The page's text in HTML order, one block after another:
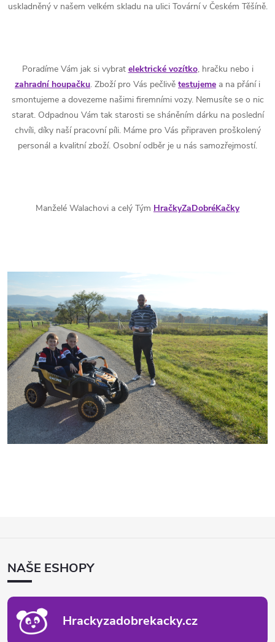
uskladněný v našem velkém skladu na ulici Tovární v Českém Těšíně.
Poradíme Vám jak si vybrat elektrické vozítko, hračku nebo i
zahradní houpačku. Zboží pro Vás pečlivě testujeme a na přání i
smontujeme a dovezeme našimi firemními vozy. Nemusíte se o nic
starat. Odpadnou Vám tak starosti se sháněním dárku na poslední
chvíli, díky naší pracovní píli. Máme pro Vás připraven proškolený
personál a kvalitní zboží. Osobní odběr je u nás samozřejmostí.
Manželé Walachovi a celý Tým HračkyZaDobréKačky
ANAŠE ESHOPY
Hrackyzadobrekacky.cz